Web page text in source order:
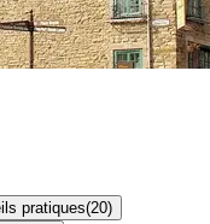
pratiques(20)